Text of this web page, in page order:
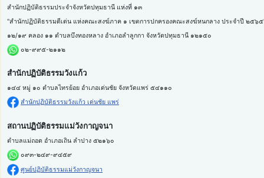
สำนักปฏิบัติธรรมประจำจังหวัดปทุมธานี แห่งที่ ๑๓
"สำนักปฏิบัติธรรมดีเด่น แห่งคณะสงฆ์ภาค ๑ เขตการปกครองคณะสงฆ์หนกลาง ประจำปี ๒๕๖
๑๒/๑๙ คลอง ๑๑ ตำบลบึงทองหลาง อำเภอลำลูกกา จังหวัดปทุมธานี ๑๒๑๕๐
๐๒-๙๙๕-๒๑๑๒
สำนักปฏิบัติธรรมวังแก้ว
๑๔๔ หมู่ ๑๐ ตำบลไทรย้อย อำเภอเด่นชัย จังหวัดแพร่ ๕๔๑๑๐
สำนักปฏิบัติธรรมวังแก้ว เด่นชัย แพร่
สถานปฏิบัติธรรมแม่วังกาญจนา
ตำบลแม่ถอด อำเภอเถิน ลำปาง ๕๒๑๖๐
๐๙๓-๒๔๙-๙๔๕๙
ศูนย์ปฏิบัติธรรมแม่วังกาญจนา